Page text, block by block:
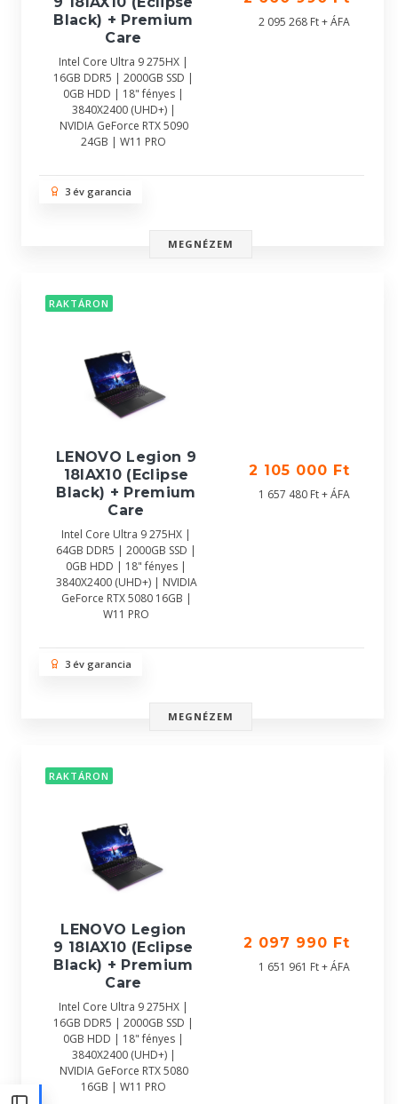
Black) + Premium
Care
Intel Core Ultra 9 275HX |
16GB DDR5 | 2000GB SSD |
0GB HDD | 18" fényes |
3840X2400 (UHD+) |
NVIDIA GeForce RTX 5090
24GB | W11 PRO
2 095 268 Ft + ÁFA
3 év garancia
MEGNÉZEM
RAKTÁRON
LENOVO Legion 9
18IAX10 (Eclipse
Black) + Premium
Care
Intel Core Ultra 9 275HX |
64GB DDR5 | 2000GB SSD |
0GB HDD | 18" fényes |
3840X2400 (UHD+) | NVIDIA
GeForce RTX 5080 16GB |
W11 PRO
2 105 000 Ft
1 657 480 Ft + ÁFA
3 év garancia
MEGNÉZEM
RAKTÁRON
LENOVO Legion
9 18IAX10 (Eclipse
Black) + Premium
Care
Intel Core Ultra 9 275HX |
16GB DDR5 | 2000GB SSD |
0GB HDD | 18" fényes |
3840X2400 (UHD+) |
NVIDIA GeForce RTX 5080
16GB | W11 PRO
2 097 990 Ft
1 651 961 Ft + ÁFA